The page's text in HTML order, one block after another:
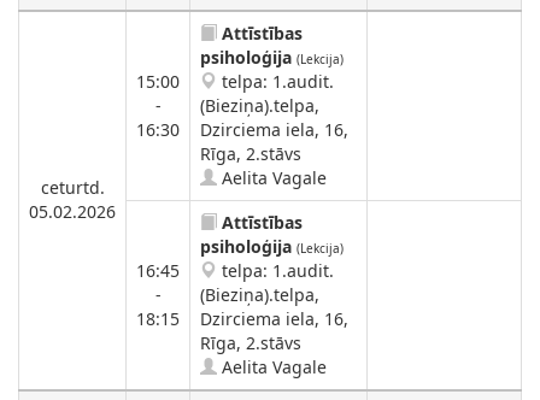
ceturtd.
05.02.2026
15:00
-
16:30
Attīstības
psiholoģija (Lekcija)
telpa: 1.audit.
(Bieziņa).telpa,
Dzirciema iela, 16,
Rīga, 2.stāvs
Aelita Vagale
16:45
-
18:15
Attīstības
psiholoģija (Lekcija)
telpa: 1.audit.
(Bieziņa).telpa,
Dzirciema iela, 16,
Rīga, 2.stāvs
Aelita Vagale